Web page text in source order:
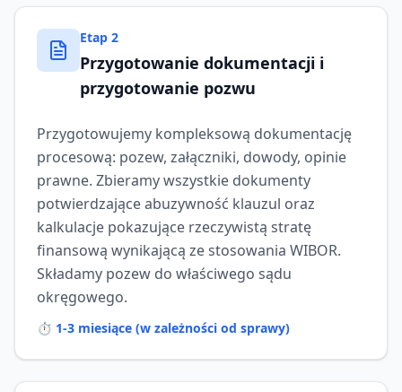
Etap 2
Przygotowanie dokumentacji i
przygotowanie pozwu
Przygotowujemy kompleksową dokumentację
procesową: pozew, załączniki, dowody, opinie
prawne. Zbieramy wszystkie dokumenty
potwierdzające abuzywność klauzul oraz
kalkulacje pokazujące rzeczywistą stratę
finansową wynikającą ze stosowania WIBOR.
Składamy pozew do właściwego sądu
okręgowego.
⏱️ 1-3 miesiące (w zależności od sprawy)